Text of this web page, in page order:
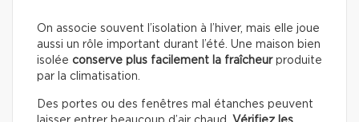
On associe souvent l’isolation à l’hiver, mais elle joue
aussi un rôle important durant l’été. Une maison bien
isolée conserve plus facilement la fraîcheurproduite
par la climatisation.
Des portes ou des fenêtres mal étanches peuvent